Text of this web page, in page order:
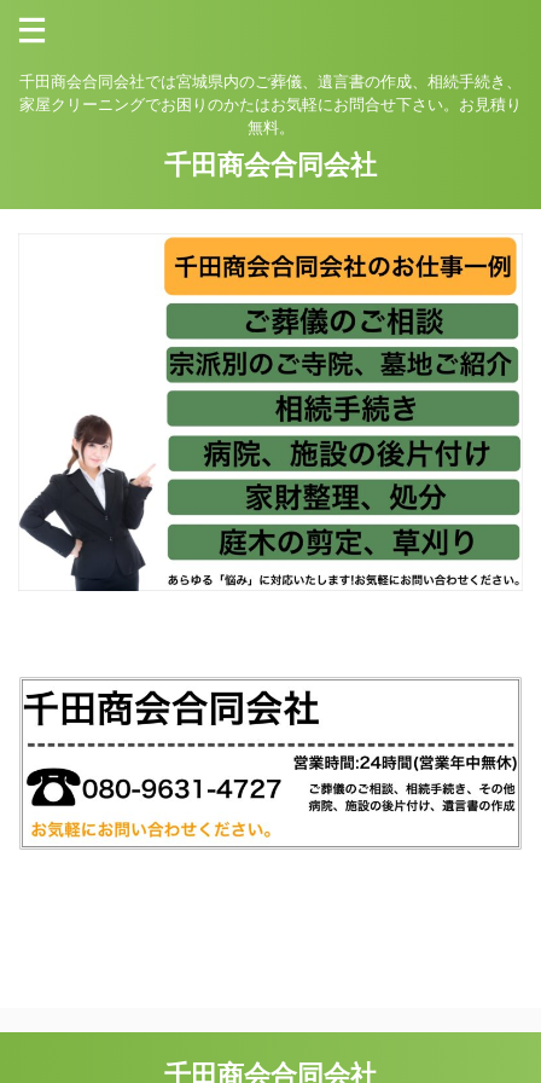
千田商会合同会社では宮城県内のご葬儀、遺言書の作成、相続手続き、
家屋クリーニングでお困りのかたはお気軽にお問合せ下さい。お見積り
無料。
千田商会合同会社
千田商会合同会社